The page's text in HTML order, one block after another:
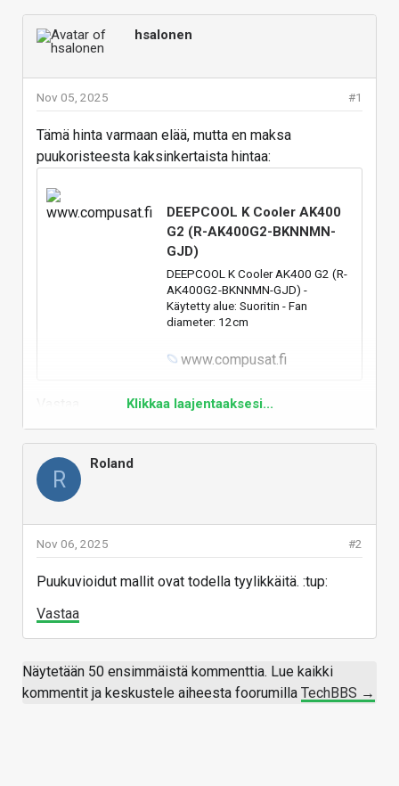
hsalonen
#1
Nov 05, 2025
Tämä hinta varmaan elää, mutta en maksa
puukoristeesta kaksinkertaista hintaa:
DEEPCOOL K Cooler AK400
G2 (R-AK400G2-BKNNMN-
GJD)
DEEPCOOL K Cooler AK400 G2 (R-
AK400G2-BKNNMN-GJD) -
Käytetty alue: Suoritin - Fan
diameter: 12cm
www.compusat.fi
Klikkaa laajentaaksesi...
R
Roland
#2
Nov 06, 2025
Puukuvioidut mallit ovat todella tyylikkäitä. :tup:
Vastaa
Näytetään 50 ensimmäistä kommenttia. Lue kaikki
kommentit ja keskustele aiheesta foorumilla TechBBS →